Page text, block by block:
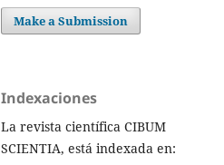
Make a Submission
Indexaciones
La revista científica CIBUM
SCIENTIA, está indexada en: